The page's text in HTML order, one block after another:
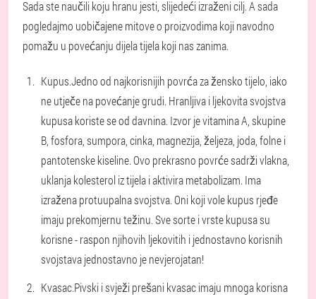
Sada ste naučili koju hranu jesti, slijedeći izraženi cilj. A sada
pogledajmo uobičajene mitove o proizvodima koji navodno
pomažu u povećanju dijela tijela koji nas zanima.
Kupus.Jedno od najkorisnijih povrća za žensko tijelo, iako
ne utječe na povećanje grudi. Hranljiva i ljekovita svojstva
kupusa koriste se od davnina. Izvor je vitamina A, skupine
B, fosfora, sumpora, cinka, magnezija, željeza, joda, folne i
pantotenske kiseline. Ovo prekrasno povrće sadrži vlakna,
uklanja kolesterol iz tijela i aktivira metabolizam. Ima
izražena protuupalna svojstva. Oni koji vole kupus rjeđe
imaju prekomjernu težinu. Sve sorte i vrste kupusa su
korisne - raspon njihovih ljekovitih i jednostavno korisnih
svojstava jednostavno je nevjerojatan!
Kvasac.Pivski i svježi prešani kvasac imaju mnoga korisna